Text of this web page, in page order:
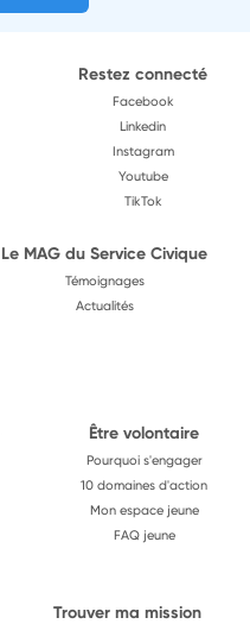
Restez connecté
Facebook
Linkedin
Instagram
Youtube
TikTok
Le MAG du Service Civique
Témoignages
Actualités
Être volontaire
Pourquoi s'engager
10 domaines d'action
Mon espace jeune
FAQ jeune
Trouver ma mission